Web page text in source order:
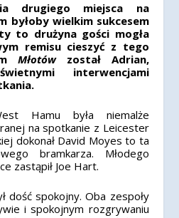
drugiego miejsca na
byłoby wielkim sukcesem
to drużyna gości mogła
remisu cieszyć z tego
Młotówzostał Adrian,
interwencjami
Hamu była niemalże
na spotkanie z Leicester
dokonał David Moyes to ta
bramkarza. Młodego
zastąpił Joe Hart.
dość spokojny. Oba zespoły
i spokojnym rozgrywaniu